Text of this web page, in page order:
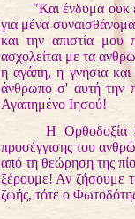
"Και ένδυμα ουκ
για μένα
και την απιστία
ασχολείται με τα
η αγάπη, η γνήσια και
άνθρωπο σ' αυτή την
Αγαπημένο Ιησού!
Η Ορθοδοξία
προσέγγισης του
από τη θεώρηση της
ξέρουμε! Αν ζήσουμε
ζωής, τότε ο